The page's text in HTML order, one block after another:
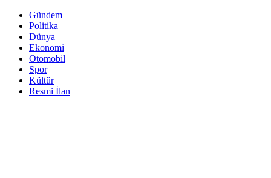
Gündem
Politika
Dünya
Ekonomi
Otomobil
Spor
Kültür
Resmi İlan